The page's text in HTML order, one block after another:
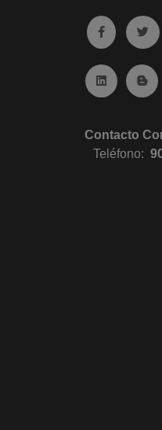
Ir a Ir
Ir a Ir
Contacto
Teléfono: